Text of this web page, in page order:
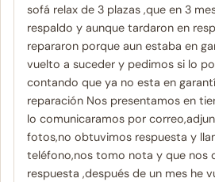
sofá relax de 3 plazas ,que en 3
respaldo y aunque tardaron en
repararon porque aun estaba en
vuelto a suceder y pedimos si lo
contando que ya no esta en
reparación Nos presentamos en
lo comunicaramos por
fotos,no obtuvimos respuesta y
teléfono,nos tomo nota y que nos
respuesta ,después de un mes he